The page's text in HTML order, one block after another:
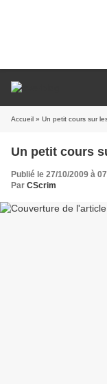
Accueil » Un petit cours sur
Un petit cours
Publié le 27/10/2009 à
Par CScrim